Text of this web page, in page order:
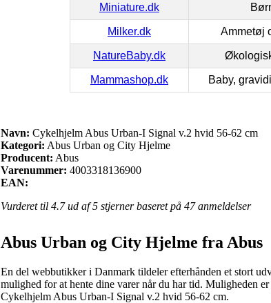
Miniature.dk
Milker.dk Ammetøj
NatureBaby.dk
Mammashop.dk Baby,
Navn: Cykelhjelm Abus Urban-I Signal v.2 hvid 56-62 cm
Kategori: Abus Urban og City Hjelme
Producent: Abus
Varenummer: 4003318136900
EAN:
Vurderet til 4.7ud af 5 stjerner baseret på 47anmeldelser
Abus Urban og City Hjelme fra Abus
En del webbutikker i Danmark tildeler efterhånden et stort
mulighed for at hente dine varer når du har tid. Muligheden
Cykelhjelm Abus Urban-I Signal v.2 hvid 56-62 cm.